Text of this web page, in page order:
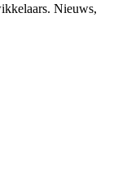
Nieuws,